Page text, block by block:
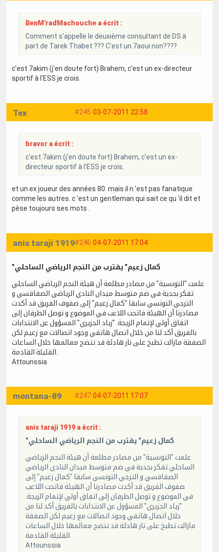
BenM'radMachouche a écrit :
Comment s'appelle le deuxième consultant de DS à
part de Tarek Thabet ??? C'est un 7aoui non????
c'est 7akim (j'en doute fort) Brahem, c'est un ex-directeur
sportif à l'ESS je crois.
#245 03-07-2011 22:58
Tex
bravor a écrit :
c'est 7akim (j'en doute fort) Brahem, c'est un ex-
directeur sportif à l'ESS je crois.
et un ex joueur des années 80. mais il n 'est pas fanatique
comme les autres. c 'est un gentleman qui sait ce qu 'il dit et
pèse toujours ses mots .
#246 04-07-2011 17:04
anis taraji 1919
"كمال زعيم" يقترب من النجم الرياضي الساحلي
علمت "التونسية" من مصادر مطلعة أن هيئة النجم الرياضي الساحلي
تفكر بجدية في ضم متوسط ميدان النادي الرياضي الصفاقسي و
الترجي التونسي سابقا "كمال زعيم" إلى صفوف الفريق قد أكدت
مصادرنا أن الهيئة فاتحت اللاعب في الموضوع و توصل الطرفان إلى
اتفاق أولي لإتمام الزيجة. "زياد الجزيري" المسؤول عن الانتدابات
بالفريق أكد لنا من خلال اتصال هاتفي وجود اتصالات مع زعيم لكن
الصفقة مازالت تطبخ على نار هادئة قد تتضح معالمها خلال الساعات
Attounssia
#247 04-07-2011 17:07
montana-89
anis taraji 1919 a écrit :
"كمال زعيم" يقترب من النجم الرياضي الساحلي
علمت "التونسية" من مصادر مطلعة أن هيئة النجم الرياضي
الساحلي تفكر بجدية في ضم متوسط ميدان النادي الرياضي
الصفاقسي و الترجي التونسي سابقا "كمال زعيم" إلى
صفوف الفريق قد أكدت مصادرنا أن الهيئة فاتحت اللاعب
في الموضوع و توصل الطرفان إلى اتفاق أولي لإتمام الزيجة.
"زياد الجزيري" المسؤول عن الانتدابات بالفريق أكد لنا من
خلال اتصال هاتفي وجود اتصالات مع زعيم لكن الصفقة
مازالت تطبخ على نار هادئة قد تتضح معالمها خلال الساعات
Attounssia